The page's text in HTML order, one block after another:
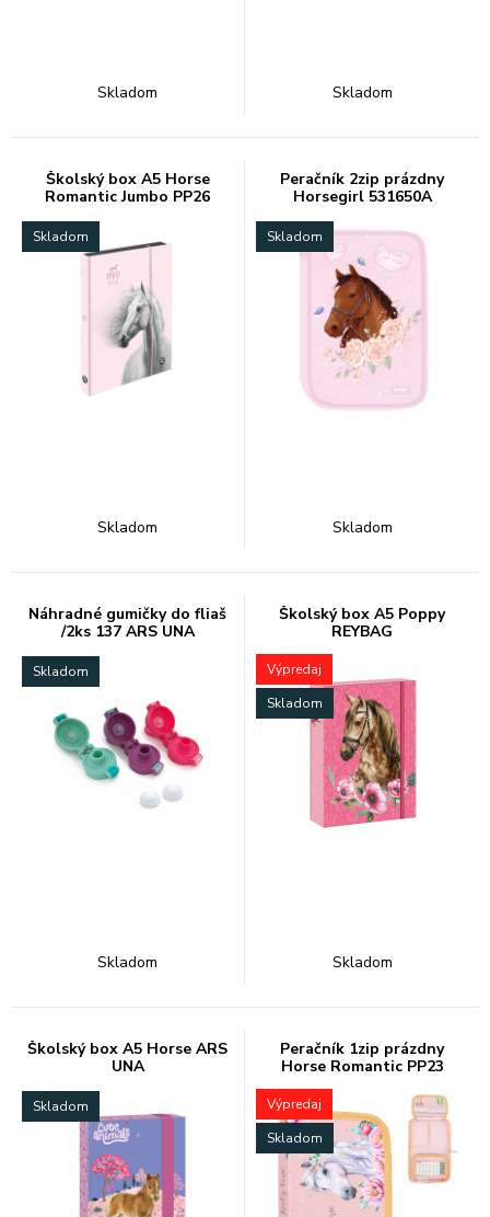
Skladom Skladom
Školský box A5 Horse
Romantic Jumbo PP26
Skladom
Skladom
Peračník 2zip prázdny
Horsegirl 531650A
Skladom
Skladom
Náhradné gumičky do fliaš
/2ks 137 ARS UNA
Skladom
Skladom
Školský box A5 Poppy
REYBAG
Výpredaj
Skladom
Skladom
Školský box A5 Horse ARS
UNA
Skladom
Peračník 1zip prázdny
Horse Romantic PP23
Výpredaj
Skladom